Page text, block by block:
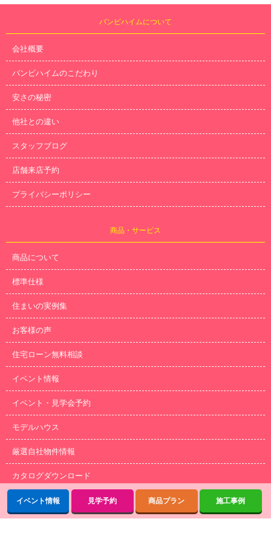
バンビハイムについて
会社概要
バンビハイムのこだわり
安さの秘密
他社との違い
スタッフブログ
店舗来店予約
プライバシーポリシー
商品・サービス
商品について
標準仕様
住まいの実例集
お客様の声
住宅ローン無料相談
イベント情報
イベント・見学会予約
モデルハウス
厳選自社物件情報
カタログダウンロード
イベント情報 見学予約 商品プラン 施工事例